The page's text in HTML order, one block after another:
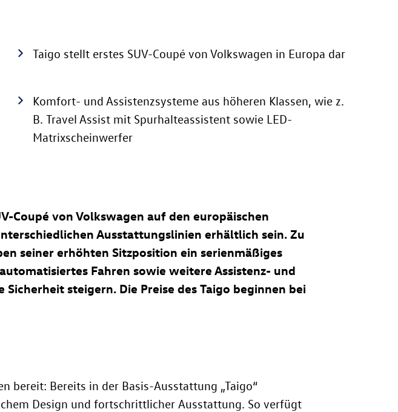
Taigo stellt erstes SUV-Coupé von Volkswagen in Europa dar
Komfort- und Assistenzsysteme aus höheren Klassen, wie z.
B. Travel Assist mit Spurhalteassistent sowie LED-
Matrixscheinwerfer
Coupé von Volkswagen auf den europäischen
Ausstattungslinien erhältlich sein. Zu
seiner erhöhten Sitzposition ein serienmäßiges
Fahren sowie weitere Assistenz- und
steigern. Die Preise des Taigo beginnen bei
bereit: Bereits in der Basis-Ausstattung „Taigo“
Design und fortschrittlicher Ausstattung. So verfügt